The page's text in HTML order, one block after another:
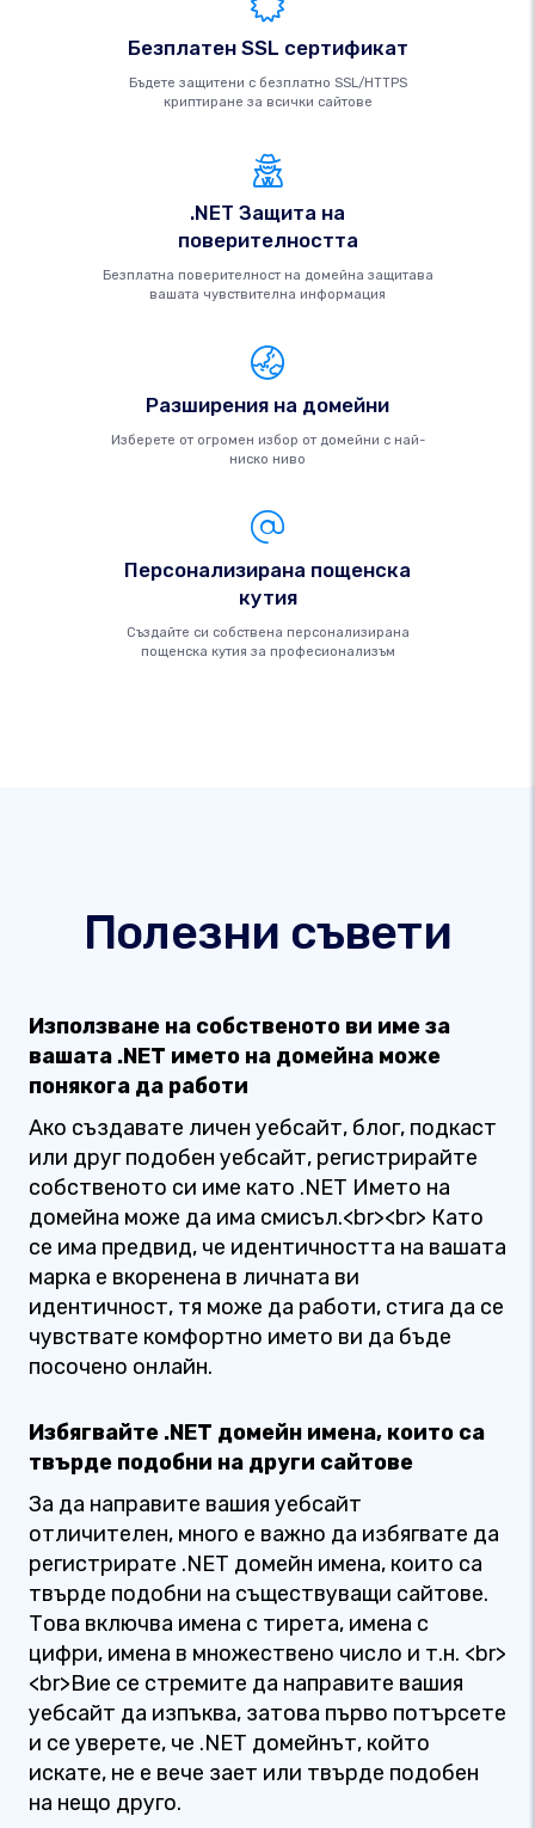
Безплатен SSL сертификат
Бъдете защитени с безплатно SSL/HTTPS
криптиране за всички сайтове
.NET Защита на
поверителността
Безплатна поверителност на домейна защитава
вашата чувствителна информация
Разширения на домейни
Изберете от огромен избор от домейни с най-
ниско ниво
Персонализирана пощенска
кутия
Създайте си собствена персонализирана
пощенска кутия за професионализъм
Полезни съвети
Използване на собственото ви име за
вашата .NET името на домейна може
понякога да работи
Ако създавате личен уебсайт, блог, подкаст
или друг подобен уебсайт, регистрирайте
собственото си име като .NET Името на
домейна може да има смисъл.<br><br> Като
се има предвид, че идентичността на вашата
марка е вкоренена в личната ви
идентичност, тя може да работи, стига да се
чувствате комфортно името ви да бъде
посочено онлайн.
Избягвайте .NET домейн имена, които са
твърде подобни на други сайтове
За да направите вашия уебсайт
отличителен, много е важно да избягвате да
регистрирате .NET домейн имена, които са
твърде подобни на съществуващи сайтове.
Това включва имена с тирета, имена с
цифри, имена в множествено число и т.н. <br>
<br>Вие се стремите да направите вашия
уебсайт да изпъква, затова първо потърсете
и се уверете, че .NET домейнът, който
искате, не е вече зает или твърде подобен
на нещо друго.